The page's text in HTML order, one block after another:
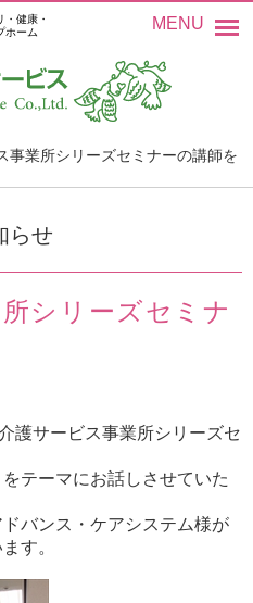
健康・
ホーム
MENU
事業所シリーズセミナーの講師を
らせ
シリーズセミナ
サービス事業所シリーズセ
テーマにお話しさせていた
バンス・ケアシステム様が
す。